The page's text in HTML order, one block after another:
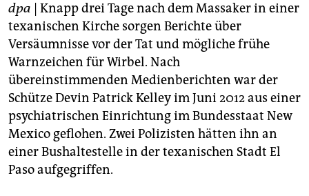
fragen & hilfe
unterstützen
abo
genossenschaft
epaper login
dpa | Knapp drei Tage nach dem Massaker in einer
texanischen Kirche sorgen Berichte über
Versäumnisse vor der Tat und mögliche frühe
Warnzeichen für Wirbel. Nach
übereinstimmenden Medienberichten war der
Schütze Devin Patrick Kelley im Juni 2012 aus einer
psychiatrischen Einrichtung im Bundesstaat New
Mexico geflohen. Zwei Polizisten hätten ihn an
einer Bushaltestelle in der texanischen Stadt El
Paso aufgegriffen.